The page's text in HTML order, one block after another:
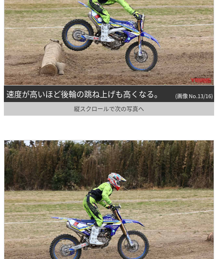
速度が高いほど後輪の跳ね上げも高くなる。 (画像 No.13/16)
縦スクロールで次の写真へ